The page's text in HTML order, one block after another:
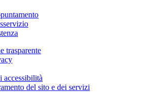
trasparente
accessibilità
del sito e dei servizi